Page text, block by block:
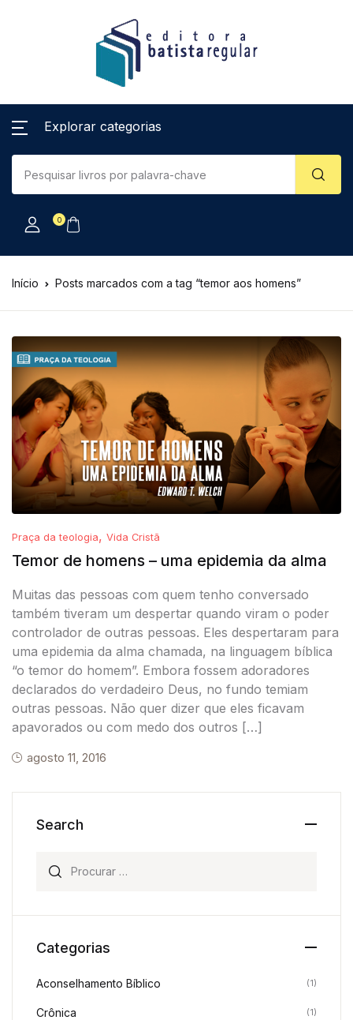
Explorar categorias
0
Início Posts marcados com a tag “temor aos homens”
Praça da teologia, Vida Cristã
Temor de homens – uma epidemia da alma
Muitas das pessoas com quem tenho conversado
também tiveram um despertar quando viram o poder
controlador de outras pessoas. Eles despertaram para
uma epidemia da alma chamada, na linguagem bíblica
“o temor do homem”. Embora fossem adoradores
declarados do verdadeiro Deus, no fundo temiam
outras pessoas. Não quer dizer que eles ficavam
apavorados ou com medo dos outros […]
agosto 11, 2016
Search
Categorias
Aconselhamento Bíblico (1)
Crônica (1)